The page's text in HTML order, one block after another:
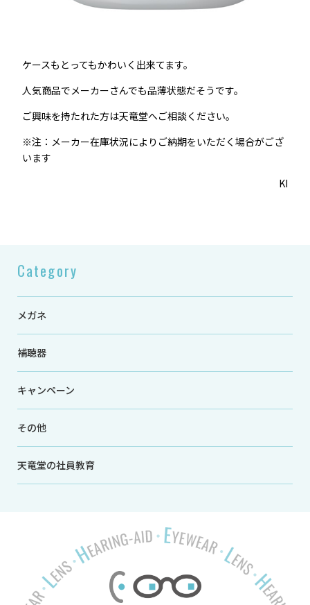
ケースもとってもかわいく出来てます。
人気商品でメーカーさんでも品薄状態だそうです。
ご興味を持たれた方は天竜堂へご相談ください。
※注：メーカー在庫状況によりご納期をいただく場合がござ
います
KI
Category
メガネ
補聴器
キャンペーン
その他
天竜堂の社員教育